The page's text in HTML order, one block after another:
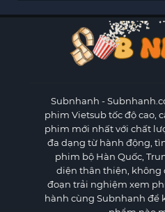
Subnhanh -
phim Vietsub tốc độ cao,
phim mới nhất với chất
đa dạng từ hành động,
phim bộ Hàn Quốc,
diện thân thiện, không
đoạn trải nghiệm xem
hành cùng Subnhanh để